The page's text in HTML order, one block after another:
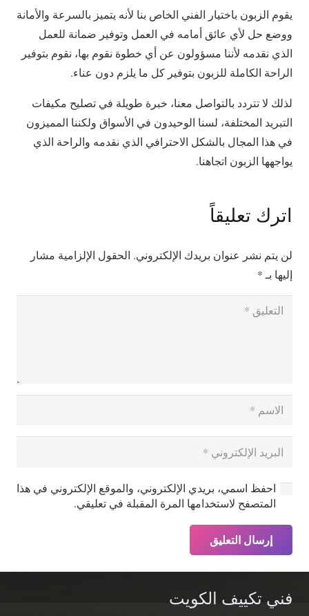
يقوم الزبون باختيار الفني الخاص بنا لأنه يتميز بالسرعة والأمانة
ووضع حل لأي عائق أمامه في العمل وتوفير ضمانة للعمل
الذي نقدمه لأننا مسؤولون عن أي خطوة نقوم بها، نقوم بتوفير
الراحة الكاملة للزبون بتوفير كل ما يلزم دون عناء.
لذلك لا تتردد بالتواصل معنا، خبرة طويلة في تصليح مكيفات
التبريد المختلفة، لسنا الوحيدون في الأسواق ولكننا المميزون
في هذا المجال بالشكل الاحترافي الذي نقدمه والراحة الذي
يواجهها الزبون اتجاهنا.
اترك تعليقاً
لن يتم نشر عنوان بريدك الإلكتروني. الحقول الإلزامية مشار
إليها بـ *
احفظ اسمي، بريدي الإلكتروني، والموقع الإلكتروني في هذا
المتصفح لاستخدامها المرة المقبلة في تعليقي.
إرسال التعليق
فني تكييف الكويت